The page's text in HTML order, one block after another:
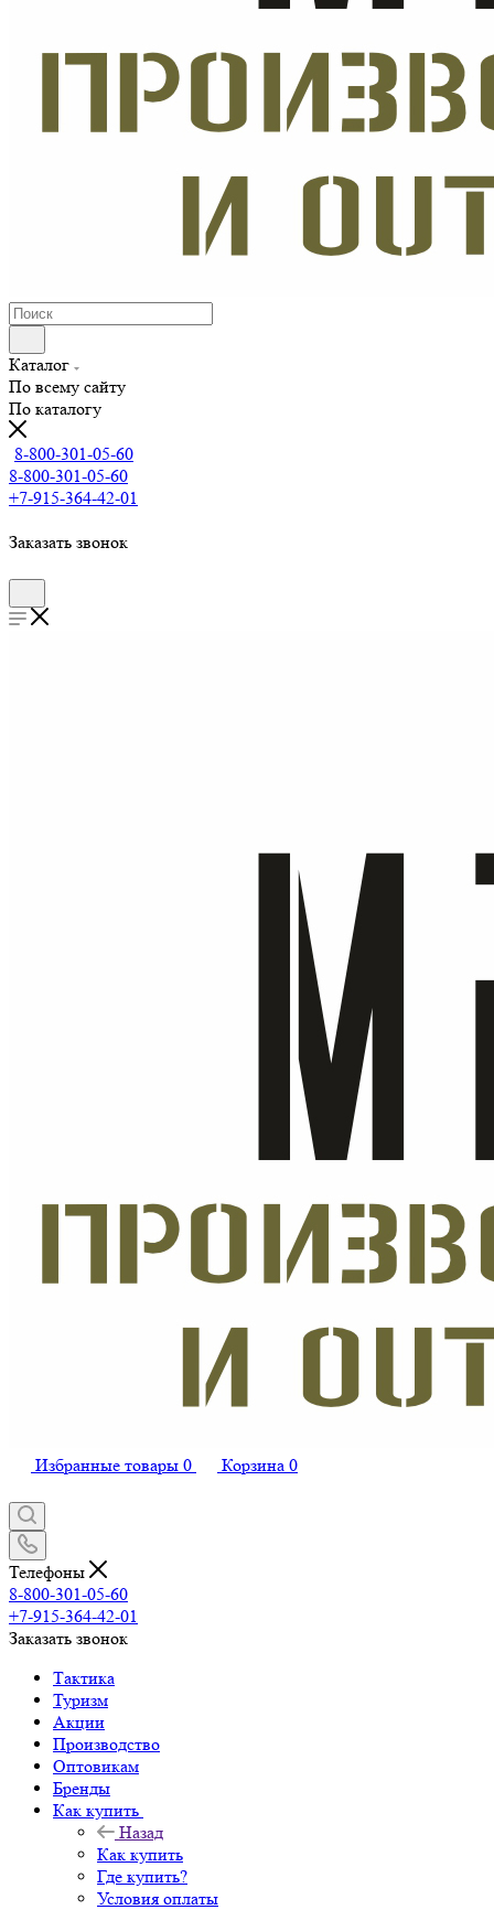
Каталог
По всему сайту
По каталогу
8-800-301-05-60
8-800-301-05-60
+7-915-364-42-01
Заказать звонок
Избранные товары 0 Корзина 0
Телефоны
8-800-301-05-60
+7-915-364-42-01
Заказать звонок
Тактика
Туризм
Акции
Производство
Оптовикам
Бренды
Как купить
Назад
Как купить
Где купить?
Условия оплаты